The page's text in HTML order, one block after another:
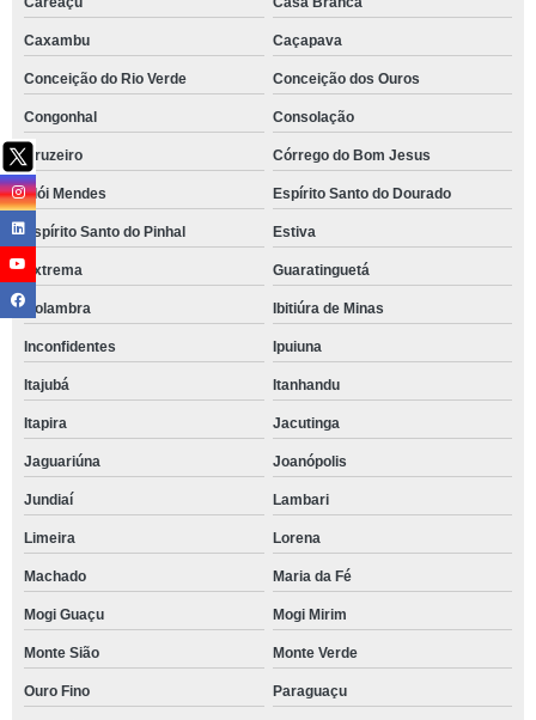
Caxambu Caçapava
Conceição do Rio Verde Conceição dos Ouros
Congonhal Consolação
Cruzeiro Córrego do Bom Jesus
Elói Mendes Espírito Santo do Dourado
Espírito Santo do Pinhal Estiva
Extrema Guaratinguetá
Holambra Ibitiúra de Minas
Inconfidentes Ipuiuna
Itajubá Itanhandu
Itapira Jacutinga
Jaguariúna Joanópolis
Jundiaí Lambari
Limeira Lorena
Machado Maria da Fé
Mogi Guaçu Mogi Mirim
Monte Sião Monte Verde
Ouro Fino Paraguaçu